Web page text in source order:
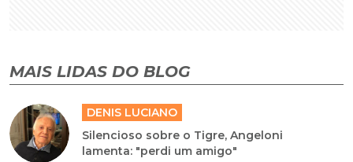
MAIS LIDAS DO BLOG
DENIS LUCIANO
Silencioso sobre o Tigre, Angeloni
lamenta: "perdi um amigo"